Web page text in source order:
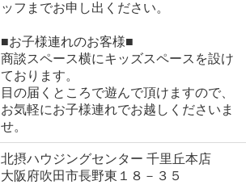
ッフまでお申し出ください。
■お子様連れのお客様■
商談スペース横にキッズスペースを設け
ております。
目の届くところで遊んで頂けますので、
お気軽にお子様連れでお越しくださいま
せ。
北摂ハウジングセンター 千里丘本店
大阪府吹田市長野東１８－３５